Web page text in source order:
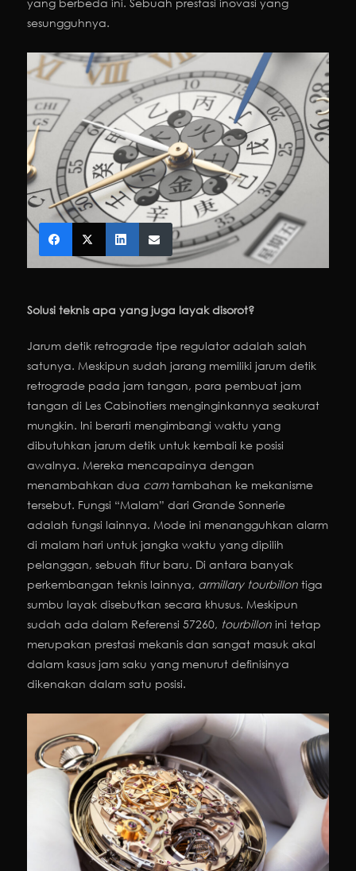
sesungguhnya.
Solusi teknis apa yang juga layak disorot?
Jarum detik retrograde tipe regulator adalah salah
satunya. Meskipun sudah jarang memiliki jarum detik
retrograde pada jam tangan, para pembuat jam
tangan di Les Cabinotiers menginginkannya seakurat
mungkin. Ini berarti mengimbangi waktu yang
dibutuhkan jarum detik untuk kembali ke posisi
awalnya. Mereka mencapainya dengan
menambahkan dua camtambahan ke mekanisme
tersebut. Fungsi “Malam” dari Grande Sonnerie
adalah fungsi lainnya. Mode ini menangguhkan alarm
di malam hari untuk jangka waktu yang dipilih
pelanggan, sebuah fitur baru. Di antara banyak
perkembangan teknis lainnya, armillary tourbillon tiga
sumbu layak disebutkan secara khusus. Meskipun
sudah ada dalam Referensi 57260, tourbillon ini tetap
merupakan prestasi mekanis dan sangat masuk akal
dalam kasus jam saku yang menurut definisinya
dikenakan dalam satu posisi.